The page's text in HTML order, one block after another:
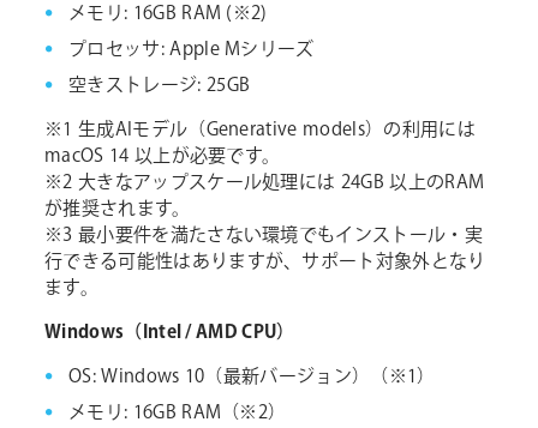
メモリ: 16GB RAM (※2)
プロセッサ: Apple Mシリーズ
空きストレージ: 25GB
※1 生成AIモデル（Generative models）の利用には
macOS 14 以上が必要です。
※2 大きなアップスケール処理には 24GB 以上のRAM
が推奨されます。
※3 最小要件を満たさない環境でもインストール・実
行できる可能性はありますが、サポート対象外となり
ます。
Windows（Intel / AMD CPU）
OS: Windows 10（最新バージョン）（※1）
メモリ: 16GB RAM（※2）